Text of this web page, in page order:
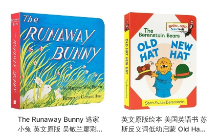
新版Oxford Phonics World
1级别 学生课本+练习册含A
PP 英文原版牛津自然拼读少
儿英语启蒙教材 OPW零基
础入门字母发音教材一阶段
¥230.4
心灵成长 拥抱世界 温馨唯美
人生哲学小诗 英文原版 All t
he World 凯迪克银奖绘本
纽约时报2009年童书插画奖
英文版英语纸板书
47